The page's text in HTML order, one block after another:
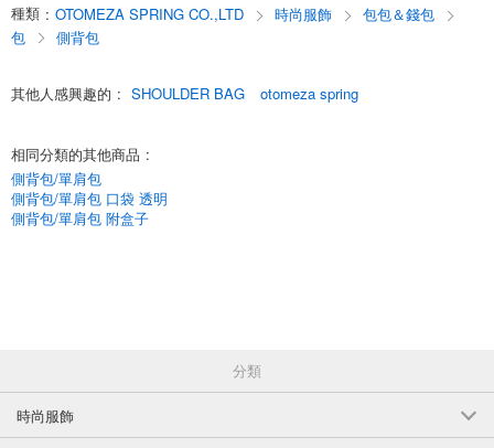
種類 : OTOMEZA SPRING CO.,LTD 時尚服飾
包包＆錢包
包
側背包
其他人感興趣的 : SHOULDER BAG otomeza spring
相同分類的其他商品 :
側背包/單肩包
側背包/單肩包 口袋 透明
側背包/單肩包 附盒子
分類
時尚服飾